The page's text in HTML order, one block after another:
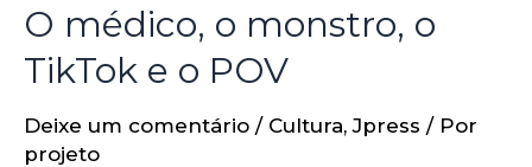
O médico, o monstro, o
TikTok e o POV
Deixe um comentário / Cultura,Jpress / Por
projeto